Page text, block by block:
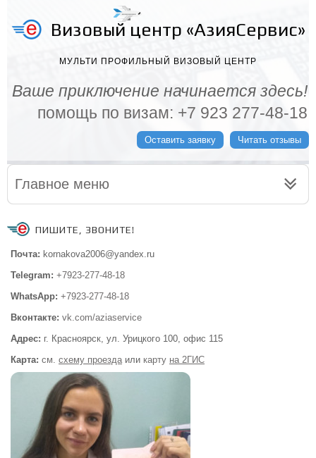
Визовый центр «АзияСервис»
МУЛЬТИ ПРОФИЛЬНЫЙ ВИЗОВЫЙ ЦЕНТР
Ваше приключение начинается здесь!
помощь по визам: +7 923 277-48-18
Оставить заявку Читать отзывы
Главное меню
ПИШИТЕ, ЗВОНИТЕ!
Почта: kornakova2006@yandex.ru
Telegram: +7923-277-48-18
WhatsApp: +7923-277-48-18
Вконтакте: vk.com/aziaservice
Адрес: г. Красноярск, ул. Урицкого 100, офис 115
Карта: см. схему проездаили карту на 2ГИС